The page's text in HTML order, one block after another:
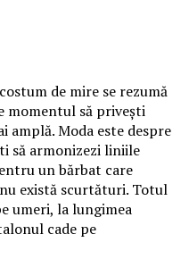
de mire se rezumă
momentul să privești
Moda este despre
să armonizezi liniile
un bărbat care
există scurtături. Totul
umeri, la lungimea
cade pe